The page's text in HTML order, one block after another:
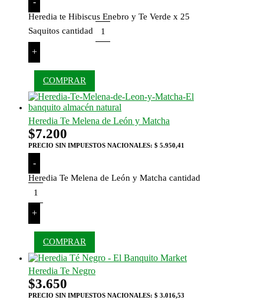
Heredia te Hibiscus Enebro y Te Verde x 25
Saquitos cantidad
+
COMPRAR
Heredia Te Melena de León y Matcha
$7.200
PRECIO SIN IMPUESTOS NACIONALES: $ 5.950,41
-
Heredia Te Melena de León y Matcha cantidad
+
COMPRAR
Heredia Te Negro
$3.650
PRECIO SIN IMPUESTOS NACIONALES: $ 3.016,53